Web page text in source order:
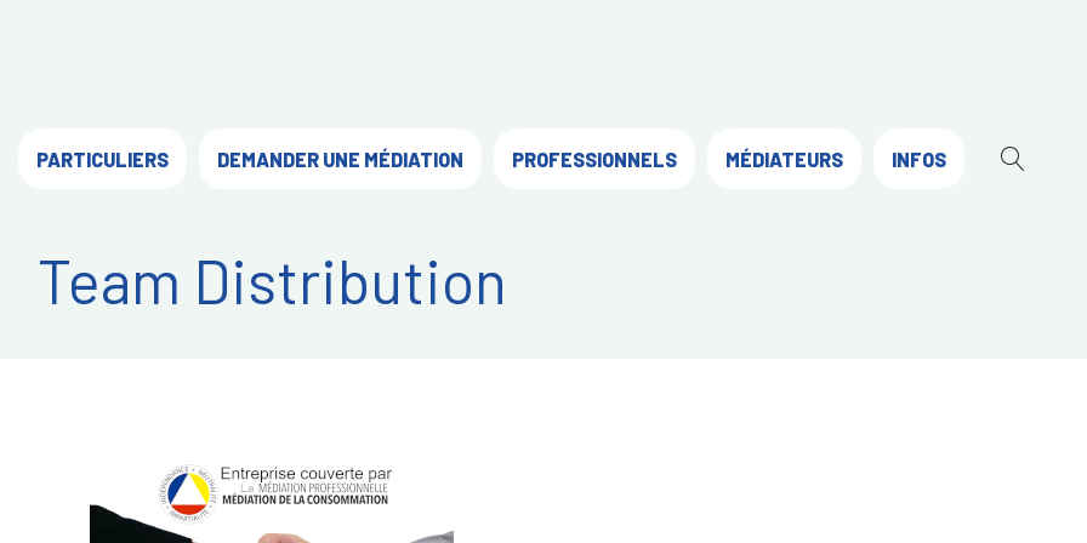
PARTICULIERS DEMANDER UNE MÉDIATION PROFESSIONNELS MÉDIATEURS INFOS
Team Distribution